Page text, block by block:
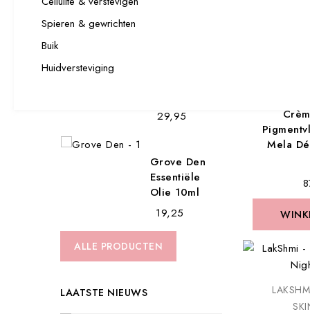
Spieren & gewrichten
Buik
Huidversteviging
€ 29,95
Grove Den
Essentiële
Olie 10ml
€ 19,25
ALLE PRODUCTEN
LAATSTE NIEUWS
KRX
Mela